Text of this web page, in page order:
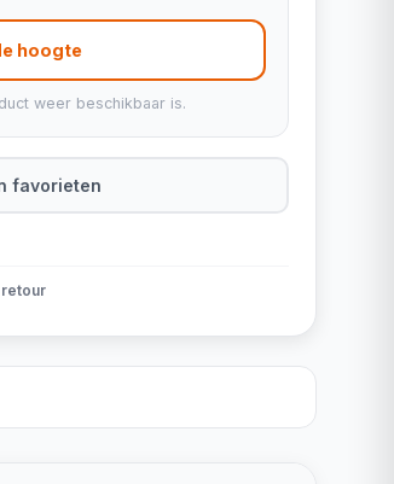
hoogte
weer beschikbaar is.
favorieten
retour